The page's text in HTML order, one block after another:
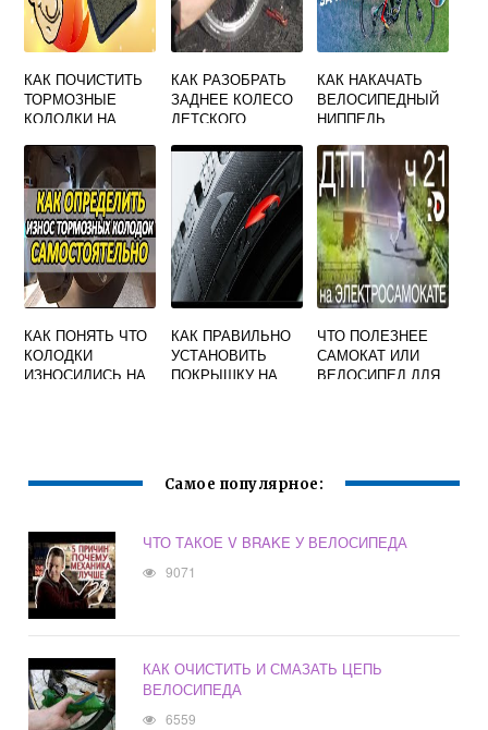
КАК ПОЧИСТИТЬ
ТОРМОЗНЫЕ
КОЛОДКИ НА
КАК РАЗОБРАТЬ
ЗАДНЕЕ КОЛЕСО
ДЕТСКОГО
КАК НАКАЧАТЬ
ВЕЛОСИПЕДНЫЙ
НИППЕЛЬ
М НАСОСОМ
КАК ПОНЯТЬ ЧТО
КОЛОДКИ
ИЗНОСИЛИСЬ НА
КАК ПРАВИЛЬНО
УСТАНОВИТЬ
ПОКРЫШКУ НА
ЧТО ПОЛЕЗНЕЕ
САМОКАТ ИЛИ
ВЕЛОСИПЕД ДЛЯ
Самое популярное:
ЧТО ТАКОЕ V BRAKE У ВЕЛОСИПЕДА
9071
КАК ОЧИСТИТЬ И СМАЗАТЬ ЦЕПЬ
ВЕЛОСИПЕДА
6559